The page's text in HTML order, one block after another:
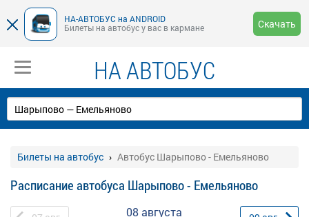
НА-АВТОБУС на ANDROID
Билеты на автобус у вас в кармане
Скачать
НА АВТОБУС
Билеты на автобус Автобус Шарыпово - Емельяново
Расписание автобуса Шарыпово - Емельяново
08 августа